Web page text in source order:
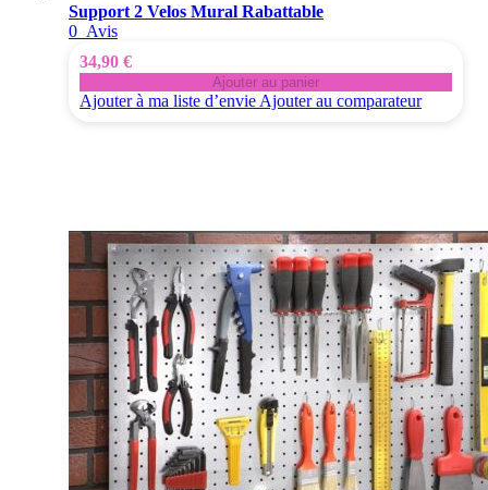
Support 2 Velos Mural Rabattable
0 Avis
34,90 €
Ajouter au panier
Ajouter à ma liste d’envie Ajouter au comparateur